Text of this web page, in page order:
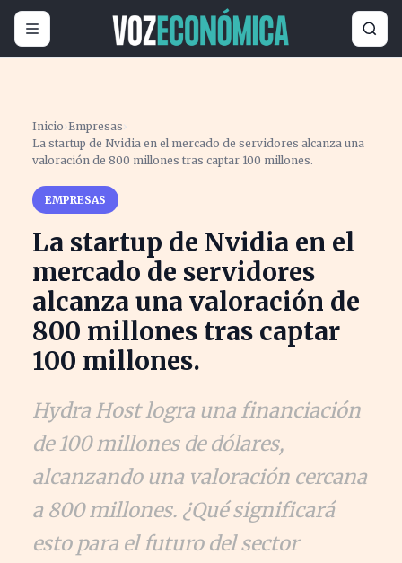
Inicio ›Empresas ›
La startup de Nvidia en el mercado de servidores alcanza una
valoración de 800 millones tras captar 100 millones.
EMPRESAS
La startup de Nvidia en el
mercado de servidores
alcanza una valoración de
800 millones tras captar
100 millones.
Hydra Host logra una financiación
de 100 millones de dólares,
alcanzando una valoración cercana
a 800 millones. ¿Qué significará
esto para el futuro del sector